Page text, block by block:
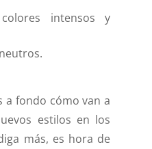
intensos y
a fondo cómo van a
estilos en los
más, es hora de